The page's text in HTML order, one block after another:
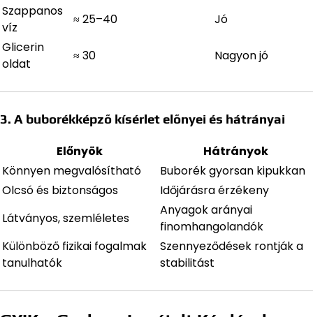
Szappanos
víz
≈ 25–40
Jó
Glicerin
oldat
≈ 30 Nagyon jó
3. A buborékképző kísérlet előnyei és hátrányai
Előnyök
Hátrányok
Könnyen megvalósítható
Buborék gyorsan kipukkan
Olcsó és biztonságos
Időjárásra érzékeny
Látványos, szemléletes
Anyagok arányai
finomhangolandók
Különböző fizikai fogalmak
tanulhatók
Szennyeződések rontják a
stabilitást